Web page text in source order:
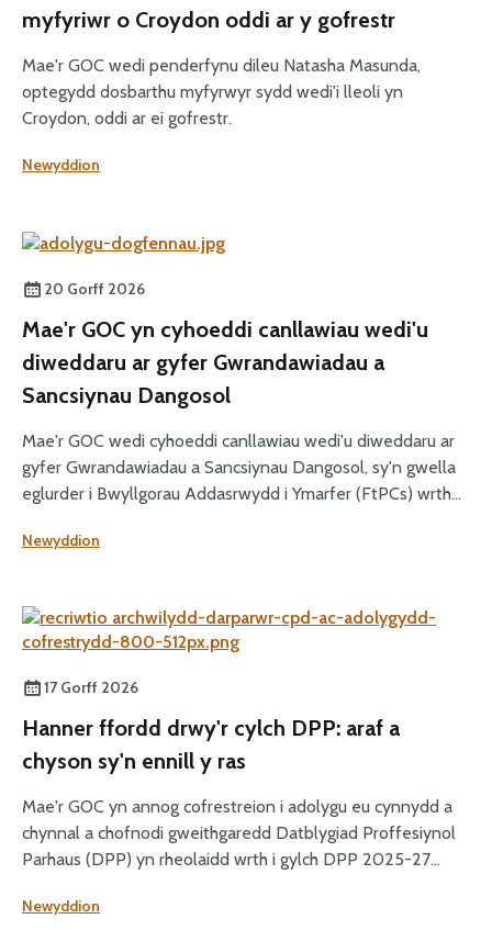
myfyriwr o Croydon oddi ar y gofrestr
Mae'r GOC wedi penderfynu dileu Natasha Masunda,
optegydd dosbarthu myfyrwyr sydd wedi'i lleoli yn
Croydon, oddi ar ei gofrestr.
Newyddion
20 Gorff 2026
Mae'r GOC yn cyhoeddi canllawiau wedi'u
diweddaru ar gyfer Gwrandawiadau a
Sancsiynau Dangosol
Mae'r GOC wedi cyhoeddi canllawiau wedi'u diweddaru ar
gyfer Gwrandawiadau a Sancsiynau Dangosol, sy'n gwella
eglurder i Bwyllgorau Addasrwydd i Ymarfer (FtPCs) wrth
addasrwydd i ymarfer.
Newyddion
17 Gorff 2026
Hanner ffordd drwy'r cylch DPP: araf a
chyson sy'n ennill y ras
Mae'r GOC yn annog cofrestreion i adolygu eu cynnydd a
chynnal a chofnodi gweithgaredd Datblygiad Proffesiynol
Parhaus (DPP) yn rheolaidd wrth i gylch DPP 2025-27
Newyddion